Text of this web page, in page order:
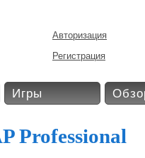
Авторизация
Регистрация
Игры
Professional